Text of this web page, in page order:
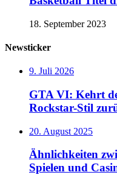
18. September 2023
Newsticker
9. Juli 2026
GTA VI: Kehrt
Rockstar-Stil
20. August 2025
Ähnlichkeiten
Spielen und